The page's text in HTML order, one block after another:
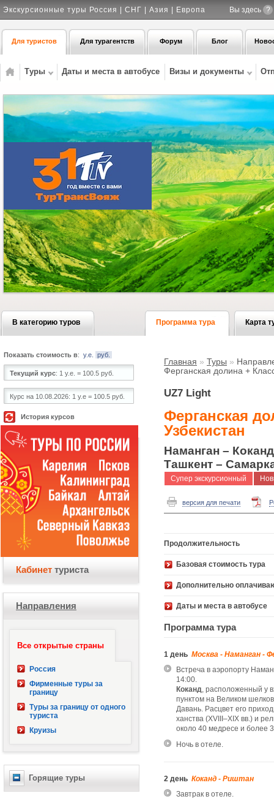
Экскурсионные туры Россия | СНГ | Азия | Европа Вы здесь ?
Для туристов Для турагентств Форум Блог
Туры Даты и места в автобусе Визы и документы
В категорию туров Программа тура Карта
Главная » Туры »
Ферганская долина +
UZ7 Light
Ферганская
Узбекистан
Наманган –
Ташкент –
Супер экскурсионный
версия для печати
Продолжительность
Базовая стоимость
Дополнительно
Даты и места в автобусе
Программа тура
1 день Москва - Наманган -
Встреча в аэропорту
14:00.
Коканд, расположенный у
пунктом на Великом
Давань. Расцвет его
ханства (XVIII–XIX вв.) и
около 40 медресе и более
Ночь в отеле.
2 день Коканд - Риштан
Завтрак в отеле.
Показать стоимость в: у.е. руб.
Текущий курс: 1 у.е. = 100.5 руб.
Курс на 10.08.2026: 1 у.е = 100.5 руб.
История курсов
Кабинет туриста
Направления
Все открытые страны
Россия
Фирменные туры за
границу
Туры за границу от одного
туриста
Круизы
Горящие туры